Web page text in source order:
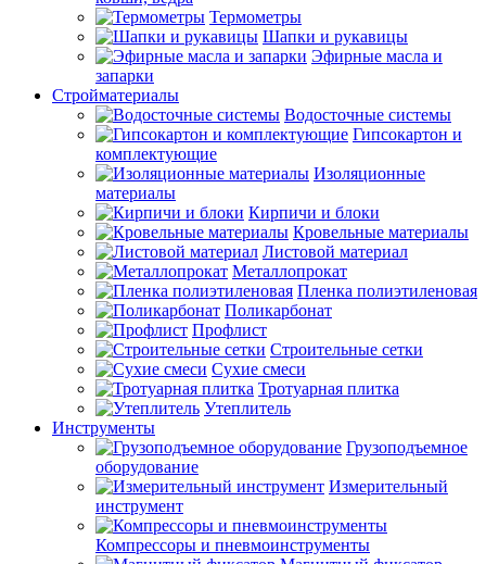
Термометры
Шапки и рукавицы
Эфирные масла и
запарки
Стройматериалы
Водосточные системы
Гипсокартон и
комплектующие
Изоляционные
материалы
Кирпичи и блоки
Кровельные материалы
Листовой материал
Металлопрокат
Пленка полиэтиленовая
Поликарбонат
Профлист
Строительные сетки
Сухие смеси
Тротуарная плитка
Утеплитель
Инструменты
Грузоподъемное
оборудование
Измерительный
инструмент
Компрессоры и пневмоинструменты